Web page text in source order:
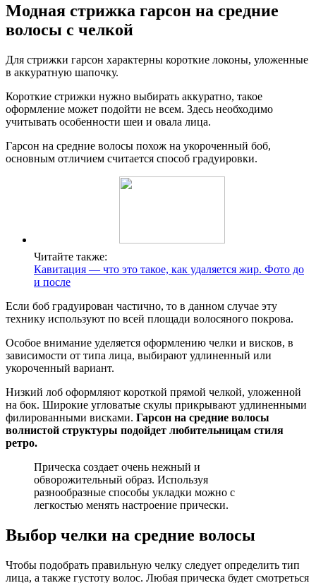
Модная стрижка гарсон на средние
волосы с челкой
Для стрижки гарсон характерны короткие локоны, уложенные
в аккуратную шапочку.
Короткие стрижки нужно выбирать аккуратно, такое
оформление может подойти не всем. Здесь необходимо
учитывать особенности шеи и овала лица.
Гарсон на средние волосы похож на укороченный боб,
основным отличием считается способ градуировки.
Читайте также:
Кавитация — что это такое, как удаляется жир. Фото до
и после
Если боб градуирован частично, то в данном случае эту
технику используют по всей площади волосяного покрова.
Особое внимание уделяется оформлению челки и висков, в
зависимости от типа лица, выбирают удлиненный или
укороченный вариант.
Низкий лоб оформляют короткой прямой челкой, уложенной
на бок. Широкие угловатые скулы прикрывают удлиненными
филированными висками. Гарсон на средние волосы
волнистой структуры подойдет любительницам стиля
ретро.
Прическа создает очень нежный и
обворожительный образ. Используя
разнообразные способы укладки можно с
легкостью менять настроение прически.
Выбор челки на средние волосы
Чтобы подобрать правильную челку следует определить тип
лица, а также густоту волос. Любая прическа будет смотреться